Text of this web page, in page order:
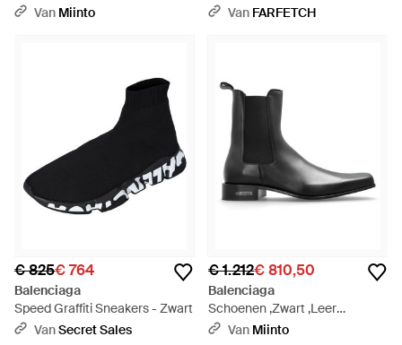
Zwart
Van Miinto
Zwart
Van FARFETCH
€ 825€ 764
Balenciaga
Speed Graffiti Sneakers - Zwart
VanSecret Sales
€ 1.212€ 810,50
Balenciaga
Schoenen ,Zwart ,Leer
Concorde Chelsea - Zwart
Van Miinto